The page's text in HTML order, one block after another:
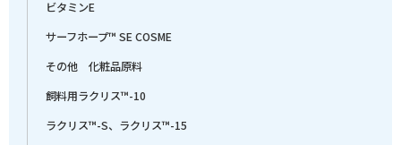
ビタミンE
サーフホープ™ SE COSME
その他 化粧品原料
飼料用ラクリス™-10
ラクリス™-S、ラクリス™-15